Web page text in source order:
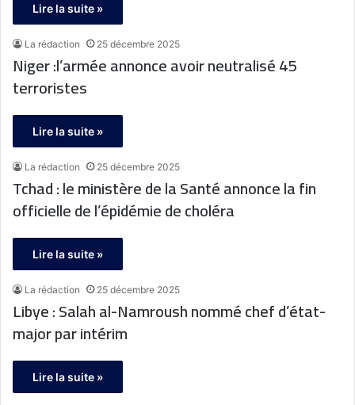
Lire la suite »
La rédaction 25 décembre 2025
Niger :l’armée annonce avoir neutralisé 45
terroristes
Lire la suite »
La rédaction 25 décembre 2025
Tchad : le ministère de la Santé annonce la fin
officielle de l’épidémie de choléra
Lire la suite »
La rédaction 25 décembre 2025
Libye : Salah al-Namroush nommé chef d’état-
major par intérim
Lire la suite »